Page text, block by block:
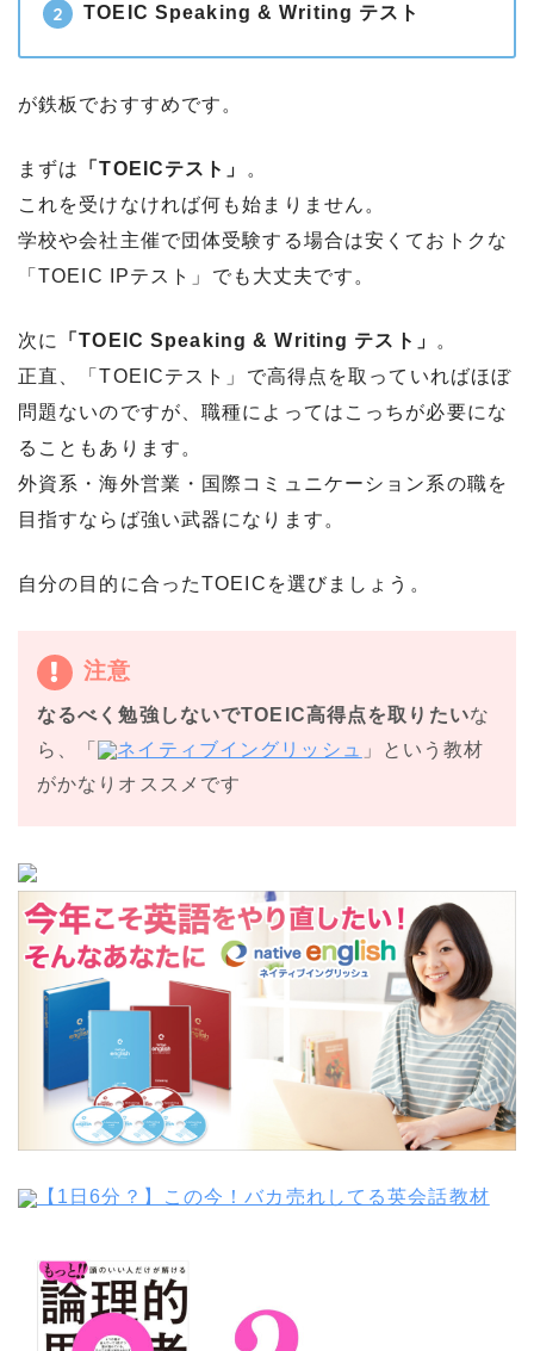
TOEIC Speaking & Writing テスト
が鉄板でおすすめです。
まずは 「TOEICテスト」
。
これを受けなければ何も始まりません。
学校や会社主催で団体受験する場合は安くておトクな
「TOEIC IPテスト」でも大丈夫です。
次に 「TOEIC Speaking & Writing テスト」
。
正直、「TOEICテスト」で高得点を取っていればほぼ
問題ないのですが、職種によってはこっちが必要にな
ることもあります。
外資系・海外営業・国際コミュニケーション系の職を
目指すならば強い武器になります。
自分の目的に合ったTOEICを選びましょう。
注意
なるべく勉強しないでTOEIC高得点を取りたいな
ら、「
ネイティブイングリッシュ
」という教材
がかなりオススメです
【1日6分？】この今！バカ売れしてる英会話教材